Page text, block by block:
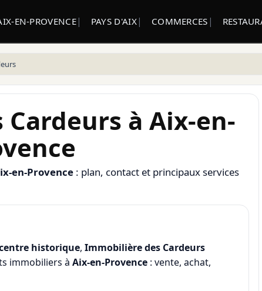
EN-PROVENCE PAYS D'AIX COMMERCES
à Aix-en-
en-Provence: plan, contact et principaux services
historique, Immobilière des Cardeurs
immobiliers à Aix-en-Provence: vente, achat,